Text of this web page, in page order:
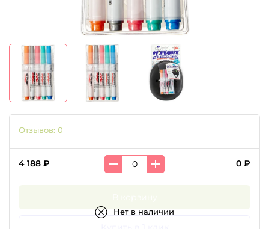
Отзывов: 0
4 188 ₽ 0 ₽
Нет в наличии